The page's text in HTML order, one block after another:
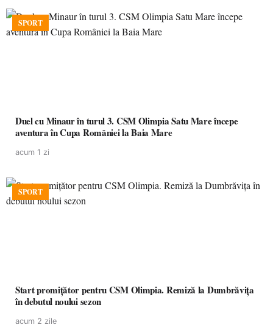
SPORT
Duel cu Minaur în turul 3. CSM Olimpia Satu Mare începe
aventura în Cupa României la Baia Mare
acum 1 zi
SPORT
Start promițător pentru CSM Olimpia. Remiză la Dumbrăvița
în debutul noului sezon
acum 2 zile